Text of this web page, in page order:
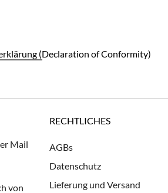
(Declaration of Conformity)
Mail
von
RECHTLICHES
AGBs
Datenschutz
Lieferung und Versand